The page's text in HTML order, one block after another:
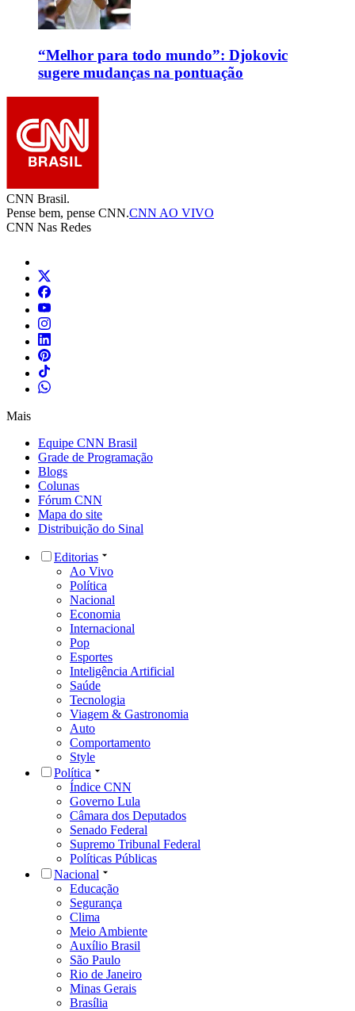
“Melhor para todo mundo”: Djokovic
sugere mudanças na pontuação
CNN Brasil.
Pense bem, pense CNN.CNN AO VIVO
CNN Nas Redes
Mais
Equipe CNN Brasil
Grade de Programação
Blogs
Colunas
Fórum CNN
Mapa do site
Distribuição do Sinal
Editorias
Ao Vivo
Política
Nacional
Economia
Internacional
Pop
Esportes
Inteligência Artificial
Saúde
Tecnologia
Viagem & Gastronomia
Auto
Comportamento
Style
Política
Índice CNN
Governo Lula
Câmara dos Deputados
Senado Federal
Supremo Tribunal Federal
Políticas Públicas
Nacional
Educação
Segurança
Clima
Meio Ambiente
Auxílio Brasil
São Paulo
Rio de Janeiro
Minas Gerais
Brasília